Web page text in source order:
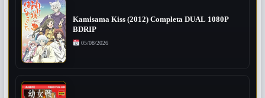
Kamisama Kiss (2012) Completa DUAL 1080P
BDRIP
05/08/2026